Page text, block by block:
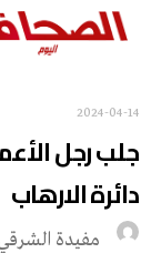
2024-04-14
جلب رجل
دائرة الارهاب
مفيدة